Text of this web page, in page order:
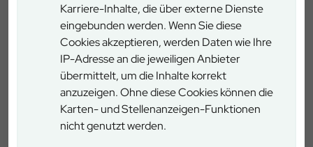
Karriere-Inhalte, die über externe Dienste
eingebunden werden. Wenn Sie diese
Cookies akzeptieren, werden Daten wie Ihre
IP-Adresse an die jeweiligen Anbieter
übermittelt, um die Inhalte korrekt
anzuzeigen. Ohne diese Cookies können die
Karten- und Stellenanzeigen-Funktionen
nicht genutzt werden.
Einsatz. Auch auf seltenere Baumarten wie die Elsbeere,
die Wildkirsche oder die Edelkastanie werden gepflanzt.
„Allein in diesem Jahr pflanzen wir im Forstbetrieb 70.000
junge Bäume. Dazu kommt noch ein Vielfaches an jungen
Pflanzen, die sich ohne Zutun des Menschen ansamen.
Hintergrund
Die Bayerischen Staatsforsten wurden im Rahmen einer